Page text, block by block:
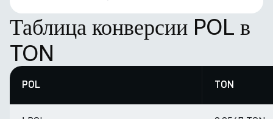
Таблица конверсии POL в
TON
POL TON